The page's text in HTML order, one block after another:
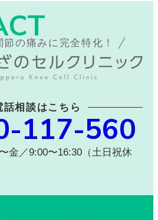
節の痛みに完全特化！
話相談はこちら
117-560
金／9:00〜16:30（土日祝休